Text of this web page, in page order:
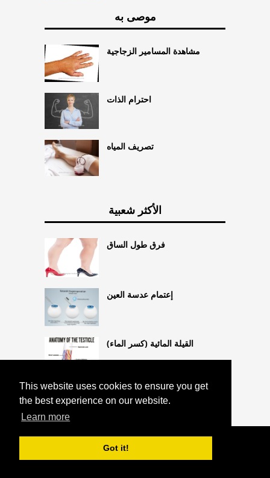
This website uses cookies to ensure you get
the best experience on our website.
Learn more
Got it!
موصى به
مشاهدة المسامير الزجاجية
احترام الذات
تصريف المياه
الأكثر شعبية
فرق طول الساق
إعتمام عدسة العين
القيلة المائية (كسر الماء)
COPYRIGHT 2026 HTTPS://CQLIFE.NET